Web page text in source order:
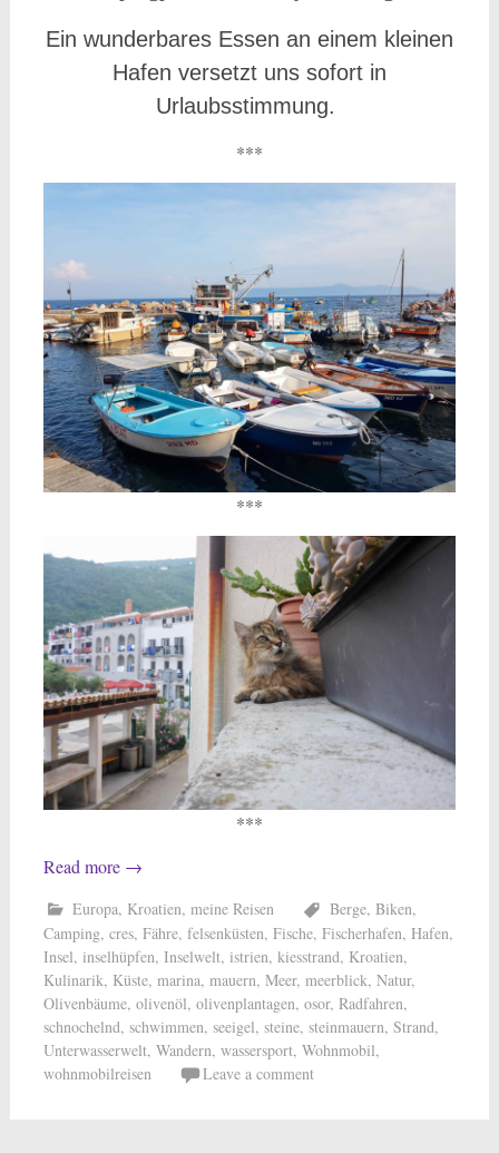
Ein wunderbares Essen an einem kleinen
Hafen versetzt uns sofort in
Urlaubsstimmung.
***
***
***
Read more →
Europa, Kroatien, meine Reisen Berge, Biken,
Camping, cres, Fähre, felsenküsten, Fische, Fischerhafen, Hafen,
Insel, inselhüpfen, Inselwelt, istrien, kiesstrand, Kroatien,
Kulinarik, Küste, marina, mauern, Meer, meerblick, Natur,
Olivenbäume, olivenöl, olivenplantagen, osor, Radfahren,
schnochelnd, schwimmen, seeigel, steine, steinmauern, Strand,
Unterwasserwelt, Wandern, wassersport, Wohnmobil,
wohnmobilreisen
Leave a comment